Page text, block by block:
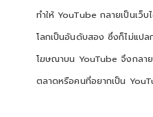
ทำให้ YouTube กลายเป็นเว็
โลกเป็นอันดับสอง ซึ่งก็ไม่แปล
โฆษณาบน YouTube จึงกลา
ตลาดหรือคนที่อยากเป็น